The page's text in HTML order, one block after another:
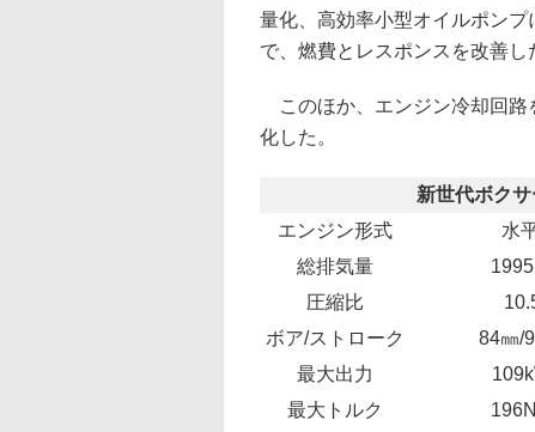
量化、高効率小型オイルポン
で、燃費とレスポンスを改善し
このほか、エンジン冷却回路
化した。
新世代ボク
エンジン形式
水
総排気量
圧縮比
ボア/ストローク
84㎜/
最大出力
最大トルク